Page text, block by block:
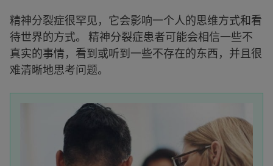
精神分裂症很罕见，它会影响一个人的思维方式和看
待世界的方式。 精神分裂症患者可能会相信一些不
真实的事情，看到或听到一些不存在的东西，并且很
难清晰地思考问题。